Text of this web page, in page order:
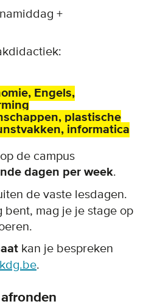
+
Engels,
plastische
informatica
de campus
dagen per week.
de vaste lesdagen.
bent, mag je je stage op
kan je bespreken
.